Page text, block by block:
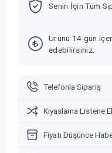
Senin İçin Tüm
Ürünü 14 gün
edebilirsiniz.
Telefonla Sipariş
Kıyaslama Listene
Fiyatı Düşünce